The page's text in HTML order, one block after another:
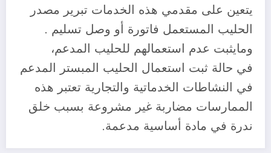
يتعين على مقدمي هذه الخدمات تبرير مصدر
الحليب المستعمل فاتورة أو وصل تسليم .
ومايثبت عدم استعمالهم للحليب المدعم،
في حالة ثبت استعمال الحليب المبستر المدعم
في النشاطات الخدماتية والتجارية تعتبر هذه
الممارسات مضاربة غير مشروعة بسبب خلق
ندرة في مادة أساسية مدعمة.